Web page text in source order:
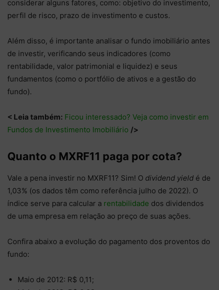
considerar alguns fatores, como: objetivo do investimento,
perfil de risco, prazo de investimento e custos.
Além disso, é importante analisar o fundo imobiliário antes
de investir, verificando seus indicadores (como
rentabilidade, valor patrimonial e liquidez) e seus
fundamentos (como o portfólio de ativos e a gestão do
fundo).
< Leia também: Ficou interessado? Veja como investir em
Fundos de Investimento Imobiliário />
Quanto o MXRF11 paga por cota?
Vale a pena investir no MXRF11? Sim! O dividend yield é de
1,03% (os dados têm como referência julho de 2022). O
índice serve para calcular a rentabilidade dos dividendos
de uma empresa em relação ao preço de suas ações.
Confira abaixo a evolução do pagamento dos proventos do
fundo:
Maio de 2012: R$ 0,11;